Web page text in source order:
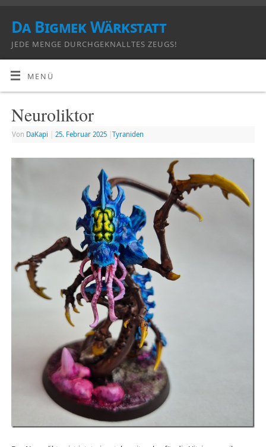
Da Bigmek Wärkstatt
JEDE MENGE DURCHGEKNALLTES ZEUGS!
MENÜ
Neuroliktor
Von DaKapi 25. Februar 2025 Tyraniden